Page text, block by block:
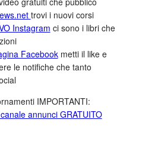
trovi i nuovi corsi
Instagram ci sono i libri che
Facebookmetti il like e
le notifiche che tanto
IMPORTANTI:
annunci GRATUITO